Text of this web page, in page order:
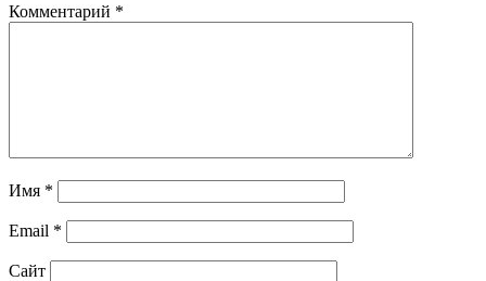
Комментарий *
Имя *
Email *
Сайт